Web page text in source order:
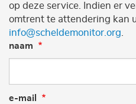
op deze service. Indien er
omtrent te attendering kan
info@scheldemonitor.org
naam
e-mail